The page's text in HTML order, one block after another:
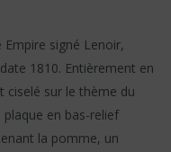
Empire signé Lenoir,
1810. Entièrement en
ciselé sur le thème du
en bas-relief
la pomme, un